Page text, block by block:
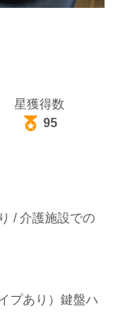
星獲得数
95
/介護施設での
プあり）鍵盤ハ